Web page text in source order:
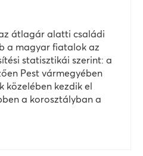
átlagár alatti családi
a magyar fiatalok az
statisztikái szerint: a
Pest vármegyében
közelében kezdik el
a korosztályban a